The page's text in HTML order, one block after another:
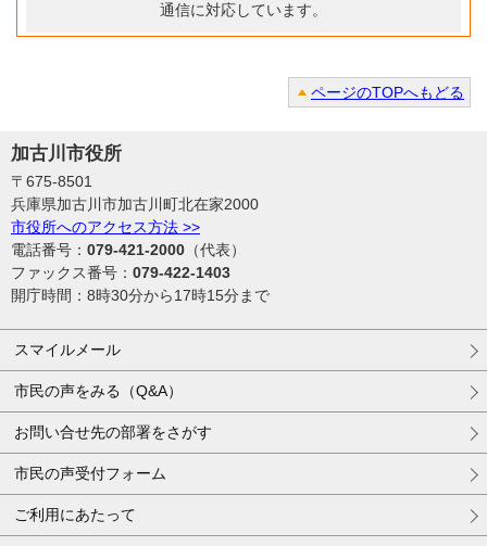
通信に対応しています。
ページのTOPへもどる
加古川市役所
〒675-8501
兵庫県加古川市加古川町北在家2000
市役所へのアクセス方法 >>
電話番号： 079-421-2000 （代表）
ファックス番号： 079-422-1403
開庁時間：8時30分から17時15分まで
スマイルメール
市民の声をみる（Q&A）
お問い合せ先の部署をさがす
市民の声受付フォーム
ご利用にあたって